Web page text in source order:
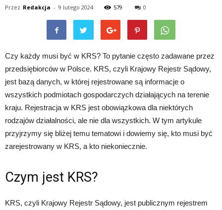
Przez Redakcja - 9 lutego 2024 579 0
Czy każdy musi być w KRS? To pytanie często zadawane przez
przedsiębiorców w Polsce. KRS, czyli Krajowy Rejestr Sądowy,
jest bazą danych, w której rejestrowane są informacje o
wszystkich podmiotach gospodarczych działających na terenie
kraju. Rejestracja w KRS jest obowiązkowa dla niektórych
rodzajów działalności, ale nie dla wszystkich. W tym artykule
przyjrzymy się bliżej temu tematowi i dowiemy się, kto musi być
zarejestrowany w KRS, a kto niekoniecznie.
Czym jest KRS?
KRS, czyli Krajowy Rejestr Sądowy, jest publicznym rejestrem